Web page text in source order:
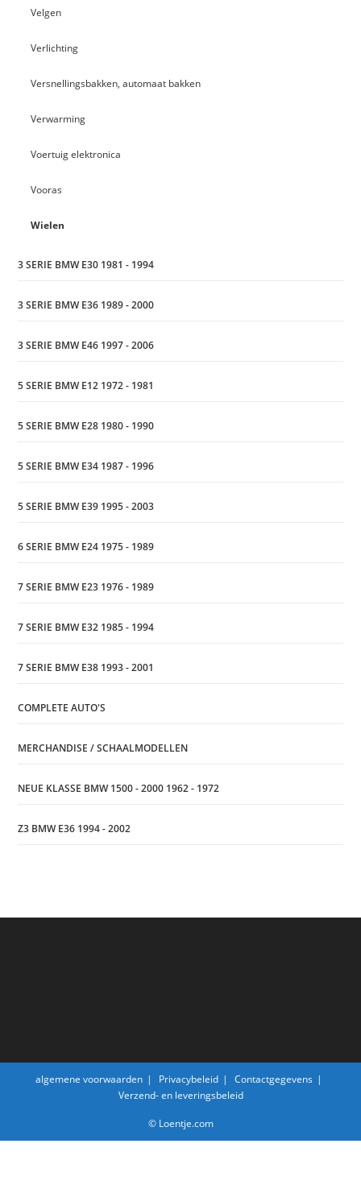
Velgen
Verlichting
Versnellingsbakken, automaat bakken
Verwarming
Voertuig elektronica
Vooras
Wielen
3 SERIE BMW E30 1981 - 1994
3 SERIE BMW E36 1989 - 2000
3 SERIE BMW E46 1997 - 2006
5 SERIE BMW E12 1972 - 1981
5 SERIE BMW E28 1980 - 1990
5 SERIE BMW E34 1987 - 1996
5 SERIE BMW E39 1995 - 2003
6 SERIE BMW E24 1975 - 1989
7 SERIE BMW E23 1976 - 1989
7 SERIE BMW E32 1985 - 1994
7 SERIE BMW E38 1993 - 2001
COMPLETE AUTO'S
MERCHANDISE / SCHAALMODELLEN
NEUE KLASSE BMW 1500 - 2000 1962 - 1972
Z3 BMW E36 1994 - 2002
algemene voorwaarden Privacybeleid
Contactgegevens
Verzend- en leveringsbeleid
© Loentje.com